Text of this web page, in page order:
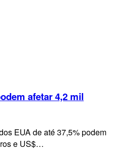
afetar 4,2 mil
EUA de até 37,5% podem
e US$…